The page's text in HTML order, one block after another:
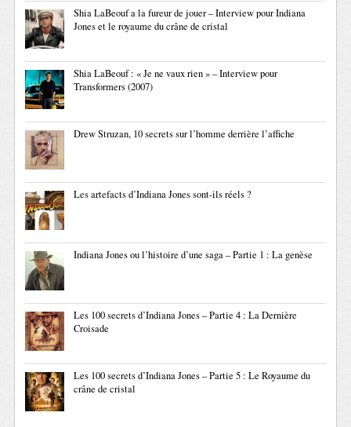
Shia LaBeouf a la fureur de jouer – Interview pour Indiana
Jones et le royaume du crâne de cristal
Shia LaBeouf : « Je ne vaux rien » – Interview pour
Transformers (2007)
Drew Struzan, 10 secrets sur l’homme derrière l’affiche
Les artefacts d’Indiana Jones sont-ils réels ?
Indiana Jones ou l’histoire d’une saga – Partie 1 : La genèse
Les 100 secrets d’Indiana Jones – Partie 4 : La Dernière
Croisade
Les 100 secrets d’Indiana Jones – Partie 5 : Le Royaume du
crâne de cristal